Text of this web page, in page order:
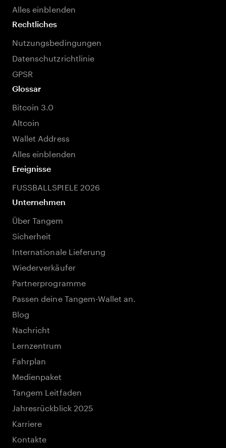
Alles einblenden
Rechtliches
Nutzungsbedingungen
Datenschutzrichtlinie
GPSR
Glossar
Bitcoin 3.0
Altcoin
Wallet Address
Alles einblenden
Ereignisse
FUSSBALLSPIELE 2026
Unternehmen
Über Tangem
Sicherheit
Internationale Lieferung
Wiederverkäufer
Partnerprogramme
Passen deine Tangem-Wallet an.
Blog
Nachricht
Lernzentrum
Fahrplan
Medienpaket
Tangem Leitfaden
Jahresrückblick 2025
Karriere
Kontakte